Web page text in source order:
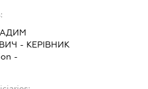
- КЕРІВНИК
-